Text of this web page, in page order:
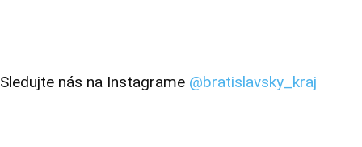
Sledujte nás na Instagrame @bratislavsky_kraj